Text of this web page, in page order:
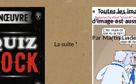
La suite !
« Toutes les
d’image est
Par Martin
Catégorie :
Les coquins
populo